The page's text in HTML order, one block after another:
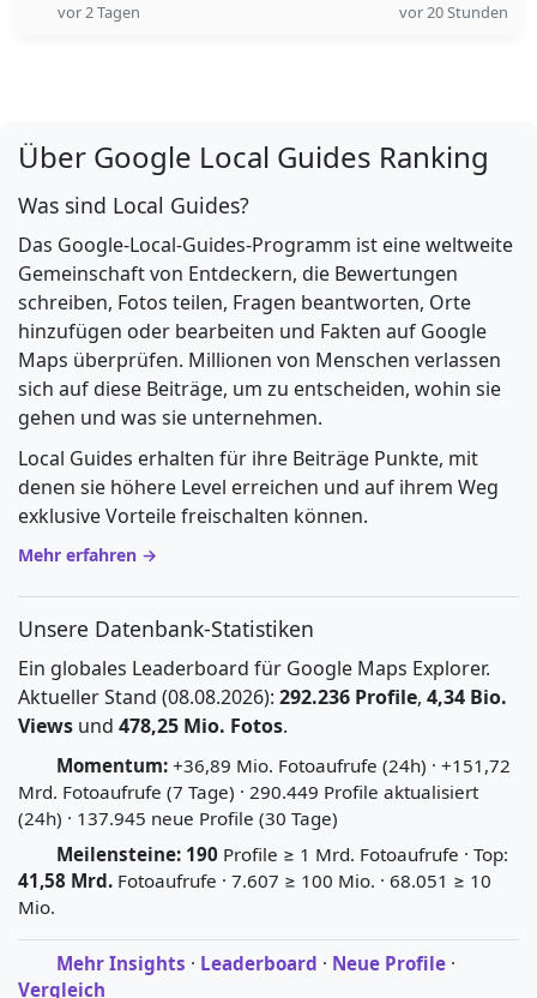
vor 2 Tagen vor 20 Stunden
Über Google Local Guides Ranking
Was sind Local Guides?
Das Google-Local-Guides-Programm ist eine weltweite
Gemeinschaft von Entdeckern, die Bewertungen
schreiben, Fotos teilen, Fragen beantworten, Orte
hinzufügen oder bearbeiten und Fakten auf Google
Maps überprüfen. Millionen von Menschen verlassen
sich auf diese Beiträge, um zu entscheiden, wohin sie
gehen und was sie unternehmen.
Local Guides erhalten für ihre Beiträge Punkte, mit
denen sie höhere Level erreichen und auf ihrem Weg
exklusive Vorteile freischalten können.
Mehr erfahren →
Unsere Datenbank-Statistiken
Ein globales Leaderboard für Google Maps Explorer.
Aktueller Stand (08.08.2026): 292.236 Profile, 4,34 Bio.
Views und 478,25 Mio. Fotos.
Momentum: +36,89 Mio. Fotoaufrufe (24h) · +151,72
Mrd. Fotoaufrufe (7 Tage) · 290.449 Profile aktualisiert
(24h) · 137.945 neue Profile (30 Tage)
Meilensteine: 190 Profile ≥ 1 Mrd. Fotoaufrufe · Top:
41,58 Mrd. Fotoaufrufe · 7.607 ≥ 100 Mio. · 68.051 ≥ 10
Mio.
Mehr Insights · Leaderboard · Neue Profile ·
Vergleich